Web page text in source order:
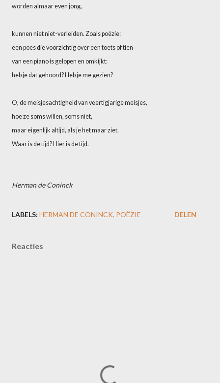
worden almaar even jong,
kunnen niet niet-verleiden. Zoals poëzie:
een poes die voorzichtig over een toets of tien
van een piano is gelopen en omkijkt:
heb je dat gehoord? Heb je me gezien?
O, de meisjesachtigheid van veertigjarige meisjes,
hoe ze soms willen, soms niet,
maar eigenlijk altijd, als je het maar ziet.
Waar is de tijd? Hier is de tijd.
Herman de Coninck
LABELS: HERMAN DE CONINCK POËZIE DELEN
Reacties